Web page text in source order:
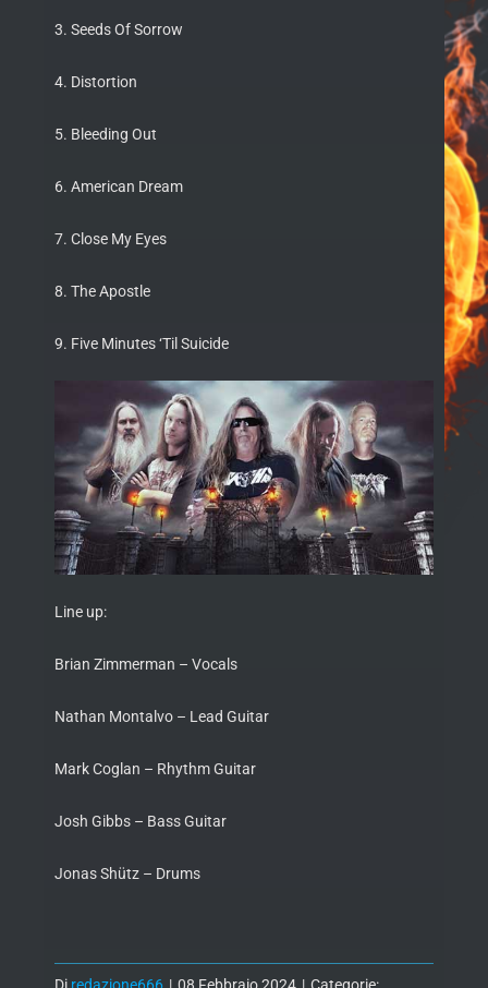
3. Seeds Of Sorrow
4. Distortion
5. Bleeding Out
6. American Dream
7. Close My Eyes
8. The Apostle
9. Five Minutes ‘Til Suicide
Line up:
Brian Zimmerman – Vocals
Nathan Montalvo – Lead Guitar
Mark Coglan – Rhythm Guitar
Josh Gibbs – Bass Guitar
Jonas Shütz – Drums